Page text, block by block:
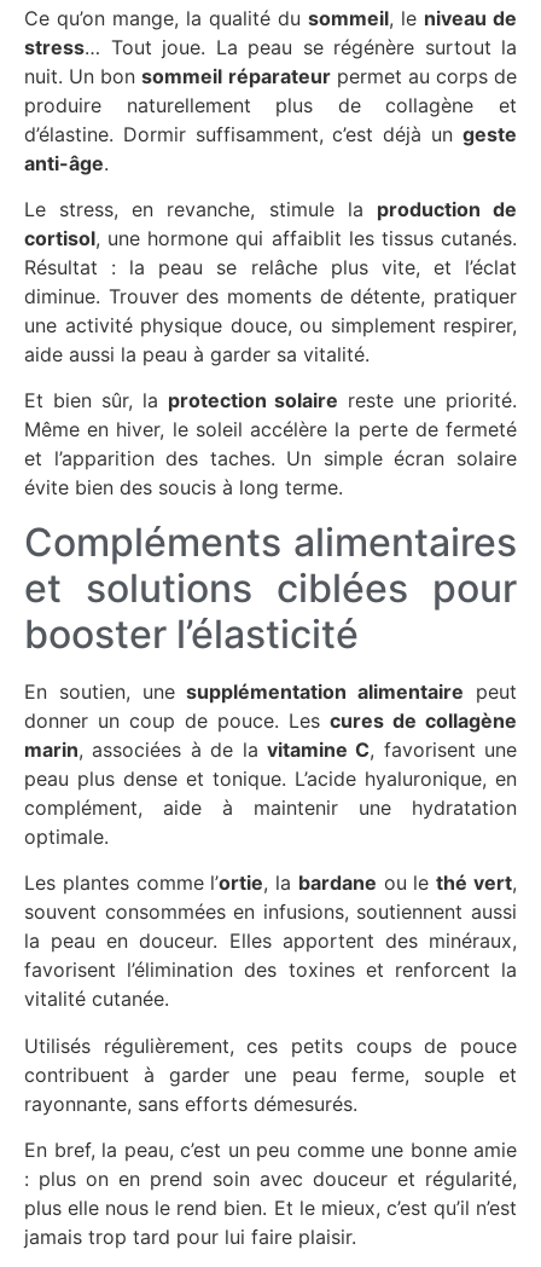
Ce qu’on mange, la qualité du sommeil, le niveau de
stress… Tout joue. La peau se régénère surtout la
nuit. Un bonsommeil réparateurpermet au corps de
produire naturellement plus decollagène et
d’élastine. Dormir suffisamment, c’est déjà un geste
anti-âge.
Le stress, en revanche, stimule la production de
cortisol, une hormone qui affaiblit les tissus cutanés.
Résultat : la peau se relâche plus vite, et l’éclat
diminue. Trouver des moments de détente, pratiquer
une activité physique douce, ou simplement respirer,
aide aussi la peau à garder sa vitalité.
Et bien sûr, la protection solaire reste une priorité.
Même en hiver, le soleil accélère la perte de fermeté
et l’apparition des taches. Un simple écran solaire
évite bien des soucis à long terme.
Compléments alimentaires
et solutions ciblées pour
booster l’élasticité
En soutien, unesupplémentationalimentaire peut
donner un coup de pouce. Les cures de collagène
marin, associées à de la vitamine C, favorisent une
peau plus dense et tonique. L’acide hyaluronique, en
complément, aide à maintenir une hydratation
optimale.
Les plantes comme l’ortie, la bardane ou lethé vert,
souvent consommées en infusions, soutiennent aussi
la peau en douceur. Elles apportent des minéraux,
favorisent l’élimination des toxines et renforcent la
vitalité cutanée.
Utilisés régulièrement, ces petits coups de pouce
contribuent à garder une peau ferme, souple et
rayonnante, sans efforts démesurés.
En bref, la peau, c’est un peu comme une bonne amie
: plus on en prend soin avec douceur et régularité,
plus elle nous le rend bien. Et le mieux, c’est qu’il n’est
jamais trop tard pour lui faire plaisir.